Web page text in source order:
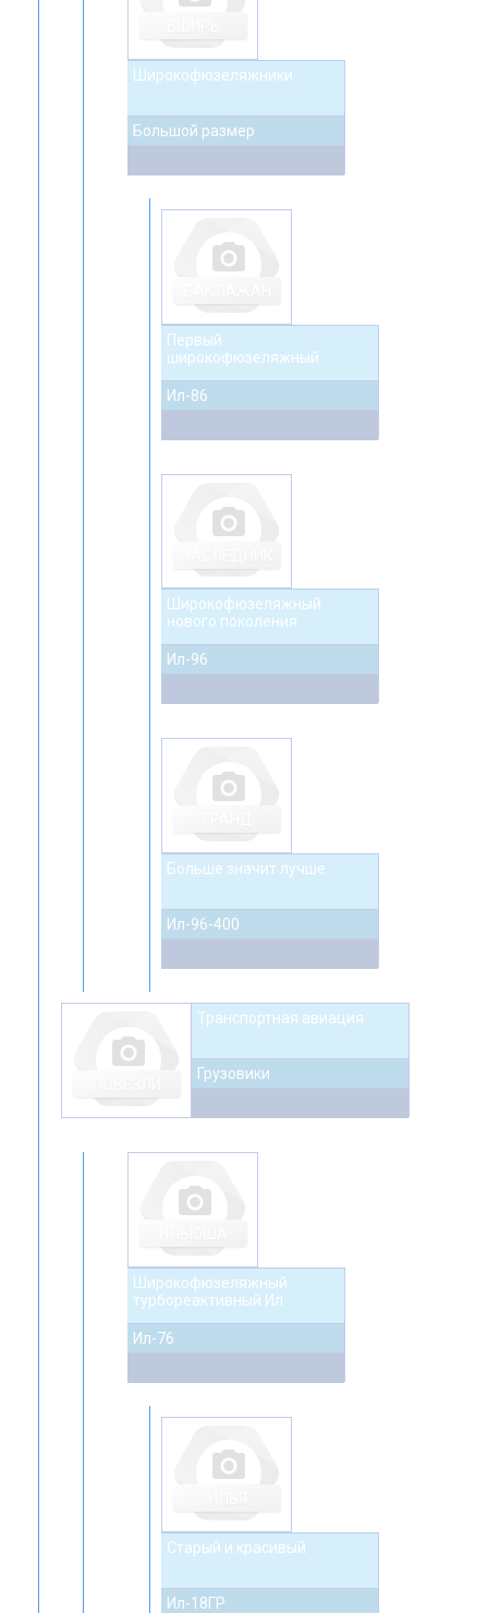
Широкофюзеляжники
Большой размер
photo_camera
Первый
широкофюзеляжный
Ил-86
photo_camera
Широкофюзеляжный
нового поколения
Ил-96
photo_camera
Больше значит лучше
Ил-96-400
photo_camera
Транспортная авиация
Грузовики
photo_camera
Широкофюзеляжный
турбореактивный Ил
Ил-76
photo_camera
Старый и красивый
Ил-18ГР